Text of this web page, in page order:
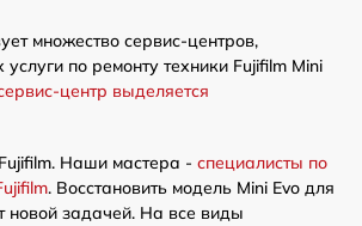
множество сервис-центров,
по ремонту техники Fujifilm Mini
центр выделяется
Наши мастера - специалисты по
. Восстановить модель Mini Evo для
новой задачей. На все виды